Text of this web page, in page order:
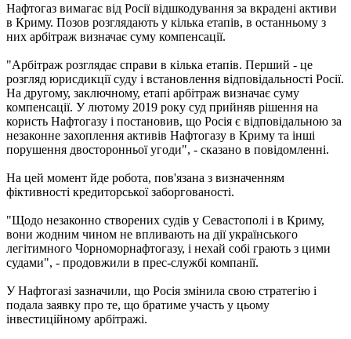
Нафтогаз вимагає від Росії відшкодування за вкрадені активи
в Криму. Позов розглядають у кілька етапів, в останньому з
них арбітраж визначає суму компенсації.
"Арбітраж розглядає справи в кілька етапів. Перший - це
розгляд юрисдикції суду і встановлення відповідальності Росії.
На другому, заключному, етапі арбітраж визначає суму
компенсації. У лютому 2019 року суд прийняв рішення на
користь Нафтогазу і постановив, що Росія є відповідальною за
незаконне захоплення активів Нафтогазу в Криму та інші
порушення двосторонньої угоди", - сказано в повідомленні.
На цей момент йде робота, пов'язана з визначенням
фіктивності кредиторської заборгованості.
"Щодо незаконно створених судів у Севастополі і в Криму,
вони жодним чином не впливають на дії українського
легітимного Чорноморнафтогазу, і нехай собі грають з цими
судами", - продовжили в прес-службі компанії.
У Нафтогазі зазначили, що Росія змінила свою стратегію і
подала заявку про те, що братиме участь у цьому
інвестиційному арбітражі.